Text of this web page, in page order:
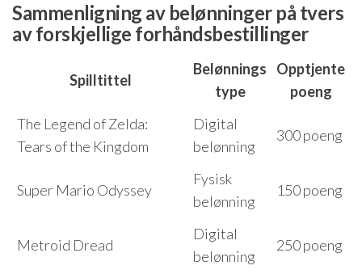
Sammenligning av belønninger på tvers
av forskjellige forhåndsbestillinger
Spilltittel
Belønnings
type
Opptjente
poeng
The Legend of Zelda:
Tears of the Kingdom
Digital
belønning
300 poeng
Super Mario Odyssey
Fysisk
belønning
150 poeng
Metroid Dread
Digital
belønning
250 poeng